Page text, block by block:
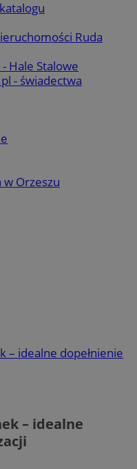
Ruda
Hale Stalowe
- świadectwa
w Orzeszu
– idealne dopełnienie
– idealne